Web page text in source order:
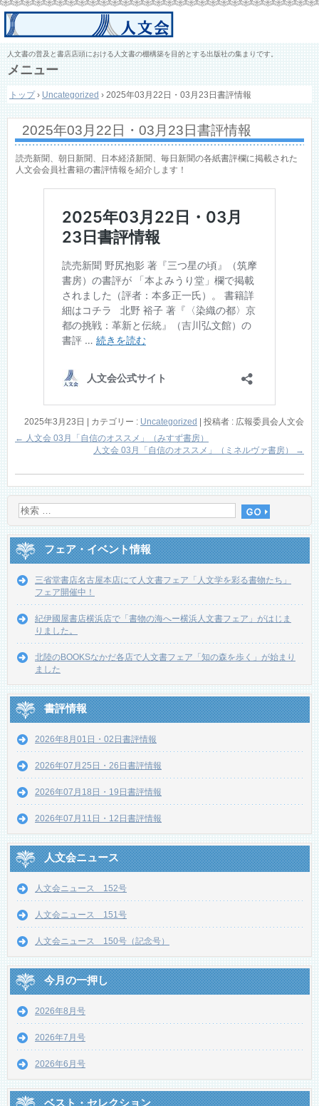
人文書の普及と書店店頭における人文書の棚構築を目的とする出版社の集まりです。
メニュー
ン
ン
へ
トップ › Uncategorized › 2025年03月22日・03月23日書評情報
2025年03月22日・03月23日書評情報
読売新聞、朝日新聞、日本経済新聞、毎日新聞の各紙書評欄に掲載された
人文会会員社書籍の書評情報を紹介します！
2025年3月23日 | カテゴリー : Uncategorized | 投稿者 : 広報委員会人文会
← 人文会 03月「自信のオススメ」（みすず書房）
人文会 03月「自信のオススメ」（ミネルヴァ書房）
→
フェア・イベント情報
三省堂書店名古屋本店にて人文書フェア「人文学を彩る書物たち」
フェア開催中！
紀伊國屋書店横浜店で「書物の海へー横浜人文書フェア」がはじま
りました。
北陸のBOOKSなかだ各店で人文書フェア「知の森を歩く」が始まり
ました
書評情報
2026年8月01日・02日書評情報
2026年07月25日・26日書評情報
2026年07月18日・19日書評情報
2026年07月11日・12日書評情報
人文会ニュース
人文会ニュース 152号
人文会ニュース 151号
人文会ニュース 150号（記念号）
今月の一押し
2026年8月号
2026年7月号
2026年6月号
ベスト・セレクション